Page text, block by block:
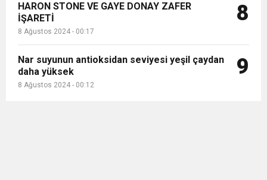
HARON STONE VE GAYE DONAY ZAFER
İŞARETİ
8 Ağustos 2024 - 00:17
8
Nar suyunun antioksidan seviyesi yeşil çaydan
daha yüksek
8 Ağustos 2024 - 00:12
9